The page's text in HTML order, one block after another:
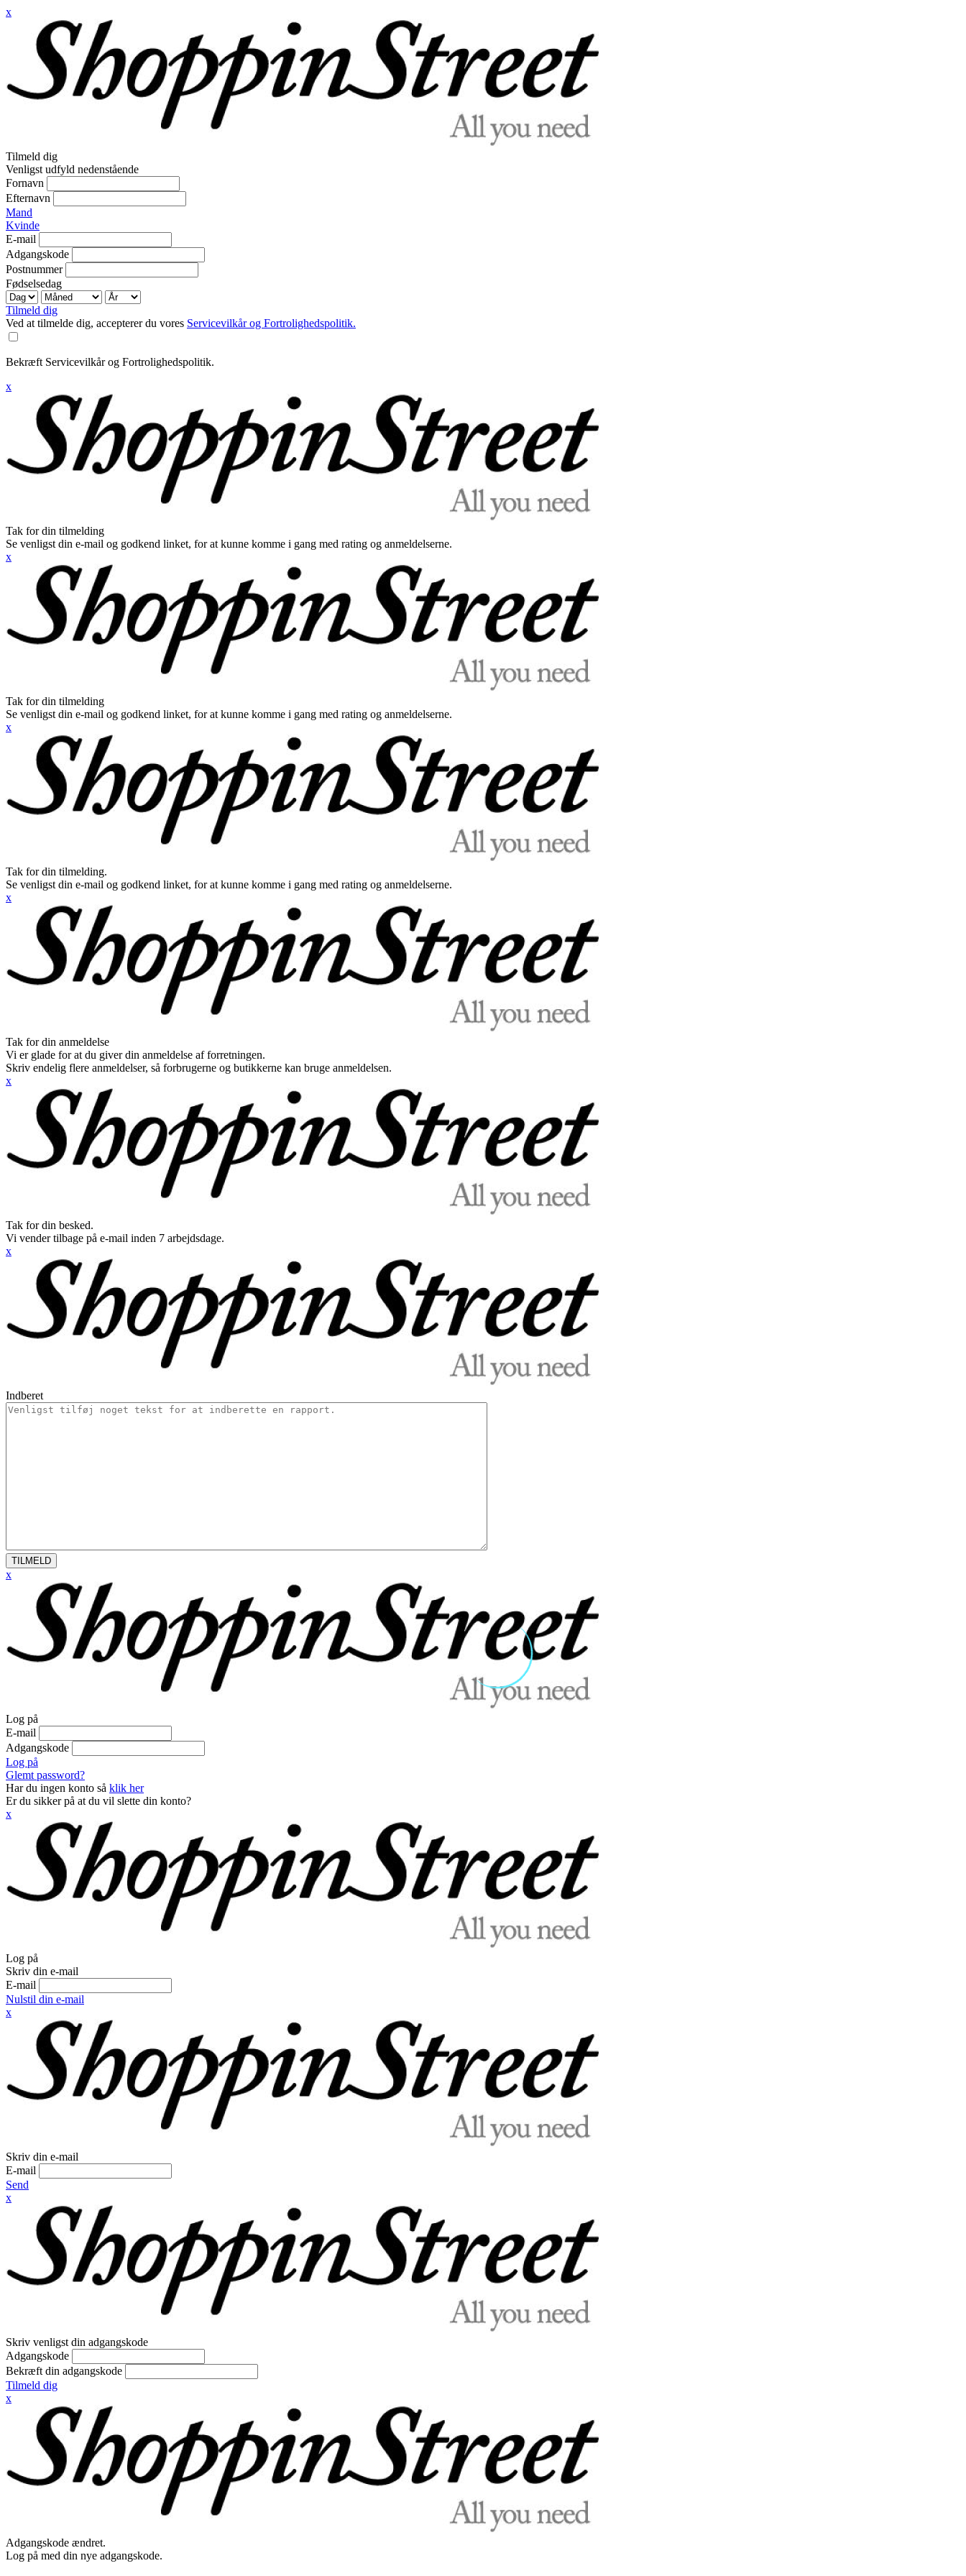
x
Tilmeld dig
Venligst udfyld nedenstående
Fornavn
Efternavn
Mand
Kvinde
E-mail
Adgangskode
Postnummer
Fødselsedag
Tilmeld dig
Ved at tilmelde dig, accepterer du vores Servicevilkår og Fortrolighedspolitik.
Bekræft Servicevilkår og Fortrolighedspolitik.
x
Tak for din tilmelding
Se venligst din e-mail og godkend linket, for at kunne komme i gang med rating og anmeldelserne.
x
Tak for din tilmelding
Se venligst din e-mail og godkend linket, for at kunne komme i gang med rating og anmeldelserne.
x
Tak for din tilmelding.
Se venligst din e-mail og godkend linket, for at kunne komme i gang med rating og anmeldelserne.
x
Tak for din anmeldelse
Vi er glade for at du giver din anmeldelse af forretningen.
Skriv endelig flere anmeldelser, så forbrugerne og butikkerne kan bruge anmeldelsen.
x
Tak for din besked.
Vi vender tilbage på e-mail inden 7 arbejdsdage.
x
Indberet
TILMELD
x
Log på
E-mail
Adgangskode
Log på
Glemt password?
Har du ingen konto så klik her
Er du sikker på at du vil slette din konto?
x
Log på
Skriv din e-mail
E-mail
Nulstil din e-mail
x
Skriv din e-mail
E-mail
Send
x
Skriv venligst din adgangskode
Adgangskode
Bekræft din adgangskode
Tilmeld dig
x
Adgangskode ændret.
Log på med din nye adgangskode.